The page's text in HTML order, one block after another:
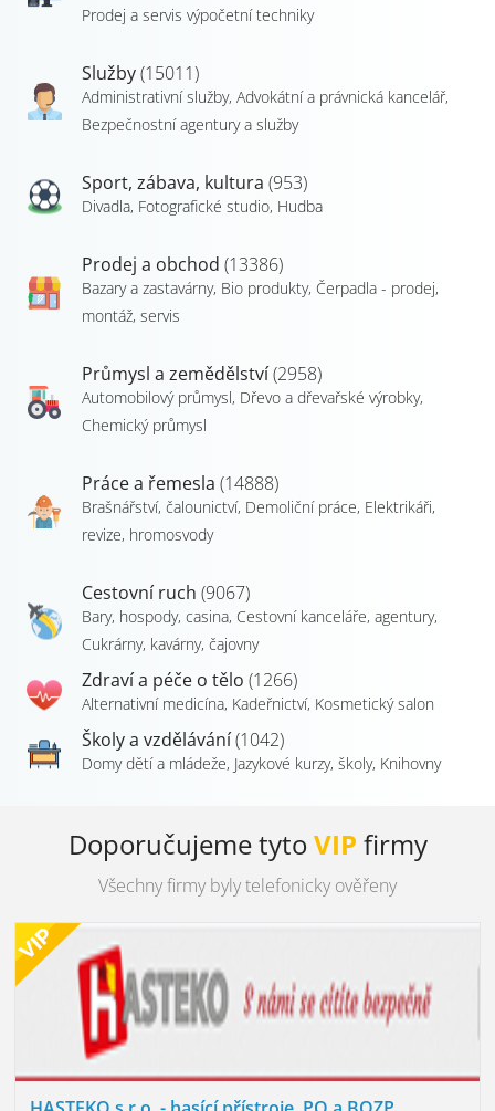
Prodej a servis výpočetní techniky
Služby(15011)
Administrativní služby,Advokátní a právnická kancelář,
Bezpečnostní agentury a služby
Sport, zábava, kultura (953)
Divadla, Fotografické studio, Hudba
Prodej a obchod (13386)
Bazary a zastavárny, Bio produkty, Čerpadla - prodej,
montáž, servis
Průmysl a zemědělství(2958)
Automobilový průmysl, Dřevo a dřevařské výrobky,
Chemický průmysl
Práce a řemesla (14888)
Brašnářství, čalounictví, Demoliční práce, Elektrikáři,
revize, hromosvody
Cestovní ruch (9067)
Bary, hospody, casina, Cestovní kanceláře, agentury,
Cukrárny, kavárny, čajovny
Zdraví a péče o tělo (1266)
Alternativní medicína, Kadeřnictví, Kosmetický salon
Školy a vzdělávání(1042)
Domy dětí a mládeže, Jazykové kurzy, školy, Knihovny
Doporučujeme tyto VIP firmy
Všechny firmy byly telefonicky ověřeny